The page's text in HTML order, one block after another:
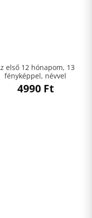
első 12 hónapom, 13
fényképpel, névvel
4990 Ft